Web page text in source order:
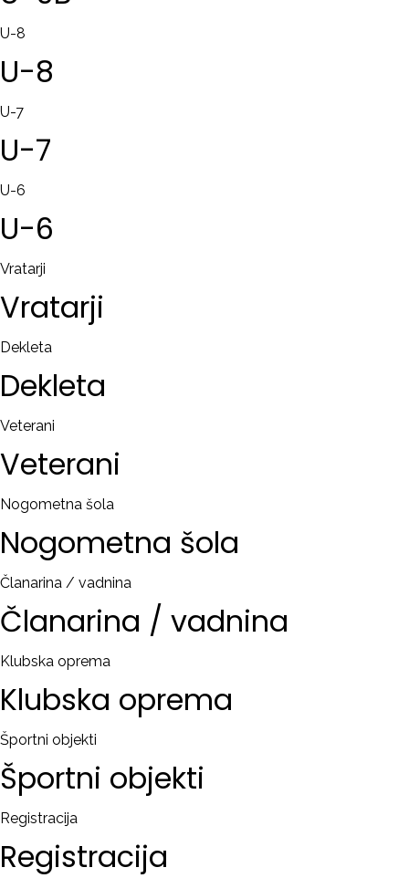
U-8
U-8
U-7
U-7
U-6
U-6
Vratarji
Vratarji
Dekleta
Dekleta
Veterani
Veterani
Nogometna šola
Nogometna šola
Članarina / vadnina
Članarina / vadnina
Klubska oprema
Klubska oprema
Športni objekti
Športni objekti
Registracija
Registracija